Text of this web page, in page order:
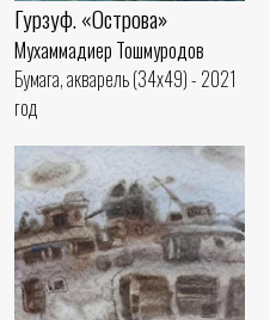
Гурзуф. «Острова»
Мухаммадиер Тошмуродов
Бумага, акварель (34x49) - 2021
год